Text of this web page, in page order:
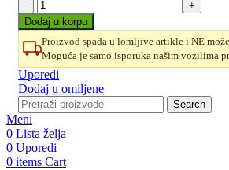
AXA
nadgradni
četvrtasti
lavabo
Decus
60×35
–
Sivi
Mat
količina
Dodaj u korpu
Proizvod spada u lomljive artikle i NE
Moguća je samo isporuka našim vozilima
Uporedi
Dodaj u omiljene
Search
Meni
0 Lista želja
0 Uporedi
0 items Cart